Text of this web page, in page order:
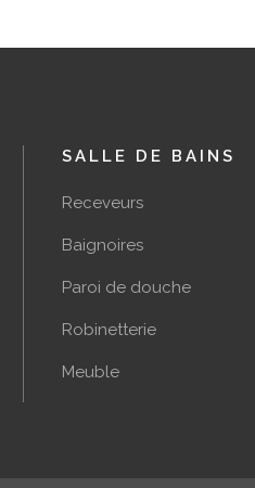
SALLE DE BAINS
Receveurs
Baignoires
Paroi de douche
Robinetterie
Meuble